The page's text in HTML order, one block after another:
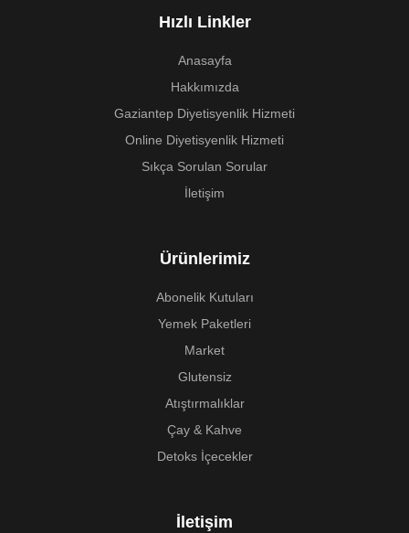
Hızlı Linkler
Anasayfa
Hakkımızda
Gaziantep Diyetisyenlik Hizmeti
Online Diyetisyenlik Hizmeti
Sıkça Sorulan Sorular
İletişim
Ürünlerimiz
Abonelik Kutuları
Yemek Paketleri
Market
Glutensiz
Atıştırmalıklar
Çay & Kahve
Detoks İçecekler
İletişim